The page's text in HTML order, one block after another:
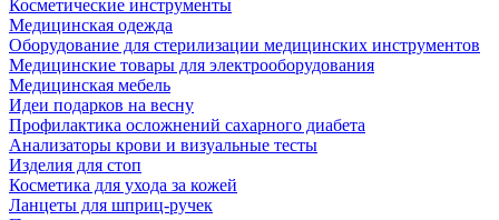
Косметические инструменты
Медицинская одежда
Оборудование для стерилизации медицинских инструментов
Медицинские товары для электрооборудования
Медицинская мебель
Идеи подарков на весну
Профилактика осложнений сахарного диабета
Анализаторы крови и визуальные тесты
Изделия для стоп
Косметика для ухода за кожей
Ланцеты для шприц-ручек